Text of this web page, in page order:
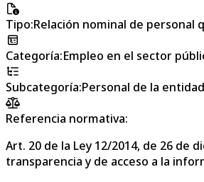
Tipo:Relación nominal de personal
Categoría:Empleo en el sector
Subcategoría:Personal de la entidad
Referencia normativa:
Art. 20 de la Ley 12/2014, de 26 de
transparencia y de acceso a la